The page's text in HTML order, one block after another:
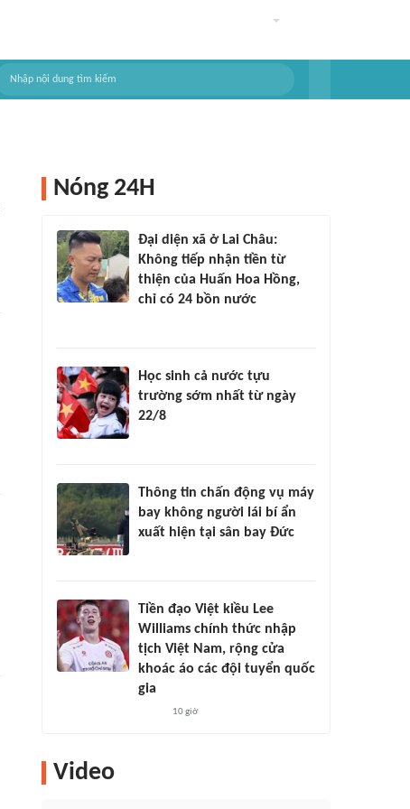
Nóng 24H
Đại diện xã ở Lai Châu:
Không tiếp nhận tiền từ
thiện của Huấn Hoa Hồng,
chỉ có 24 bồn nước
Học sinh cả nước tựu
trường sớm nhất từ ngày
22/8
Thông tin chấn động vụ máy
bay không người lái bí ẩn
xuất hiện tại sân bay Đức
Tiền đạo Việt kiều Lee
Williams chính thức nhập
tịch Việt Nam, rộng cửa
khoác áo các đội tuyển quốc
gia
10 giờ
Video